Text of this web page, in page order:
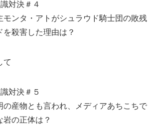
対決＃４
モンタ・アトがシュラウド騎士団の敗残
殺害した理由は？
て
対決＃５
の産物とも言われ、メディアあちこちで
の正体は？